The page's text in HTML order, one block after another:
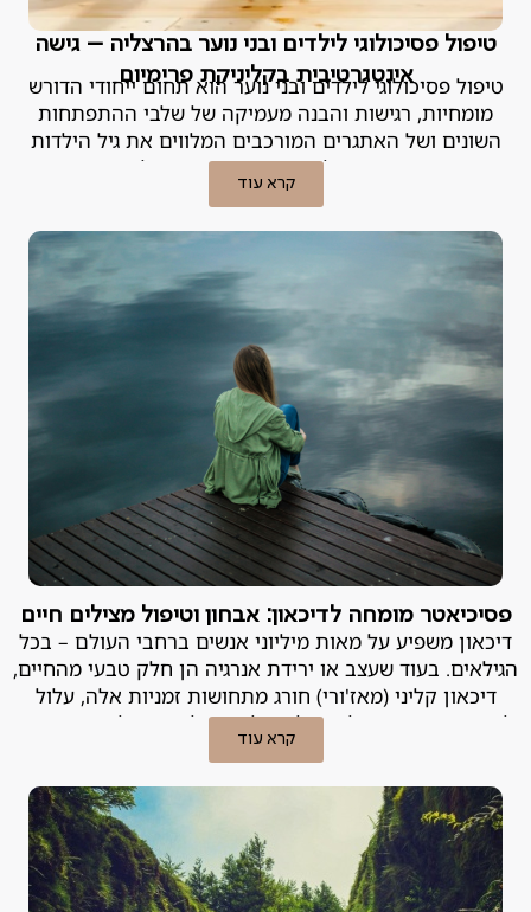
טיפול פסיכולוגי לילדים ובני נוער בהרצליה – גישה
אינטגרטיבית בקליניקת פרימיום
טיפול פסיכולוגי לילדים ובני נוער הוא תחום ייחודי הדורש
מומחיות, רגישות והבנה מעמיקה של שלבי ההתפתחות
השונים ושל האתגרים המורכבים המלווים את גיל הילדות
וההתבגרות. הפסיכולוגית האחראית במנטליקס מסבירה.
קרא עוד
פסיכיאטר מומחה לדיכאון: אבחון וטיפול מצילים חיים
דיכאון משפיע על מאות מיליוני אנשים ברחבי העולם – בכל
הגילאים. בעוד שעצב או ירידת אנרגיה הן חלק טבעי מהחיים,
דיכאון קליני (מאז'ורי) חורג מתחושות זמניות אלה, עלול
להשפיע עמוקות על היכולת של אדם לתפקד וליהנות מחייו,
ועלול להיות מסוכן. פסיכיאטר מומחה לדיכאון מסביר.
קרא עוד